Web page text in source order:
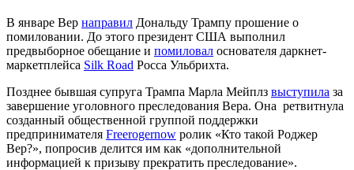
В январе Вер направил Дональду Трампу прошение о
помиловании. До этого президент США выполнил
предвыборное обещание и помиловал основателя даркнет-
маркетплейса Silk Road Росса Ульбрихта.
Позднее бывшая супруга Трампа Марла Мейплз выступила за
завершение уголовного преследования Вера. Она ретвитнула
созданный общественной группой поддержки
предпринимателя Freerogernow ролик «Кто такой Роджер
Вер?», попросив делится им как «дополнительной
информацией к призыву прекратить преследование».